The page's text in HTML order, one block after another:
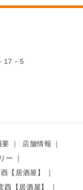
17－5
要
店舗情報
ー
【居酒屋】
酉【居酒屋】